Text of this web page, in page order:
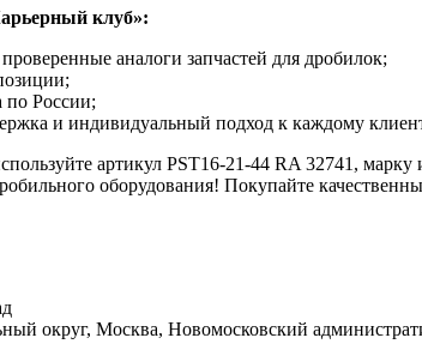
клуб»:
аналоги запчастей для дробилок;
по России;
и индивидуальный подход к каждому
артикул PST16-21-44 RA 32741,
оборудования! Покупайте
округ, Москва, Новомосковский